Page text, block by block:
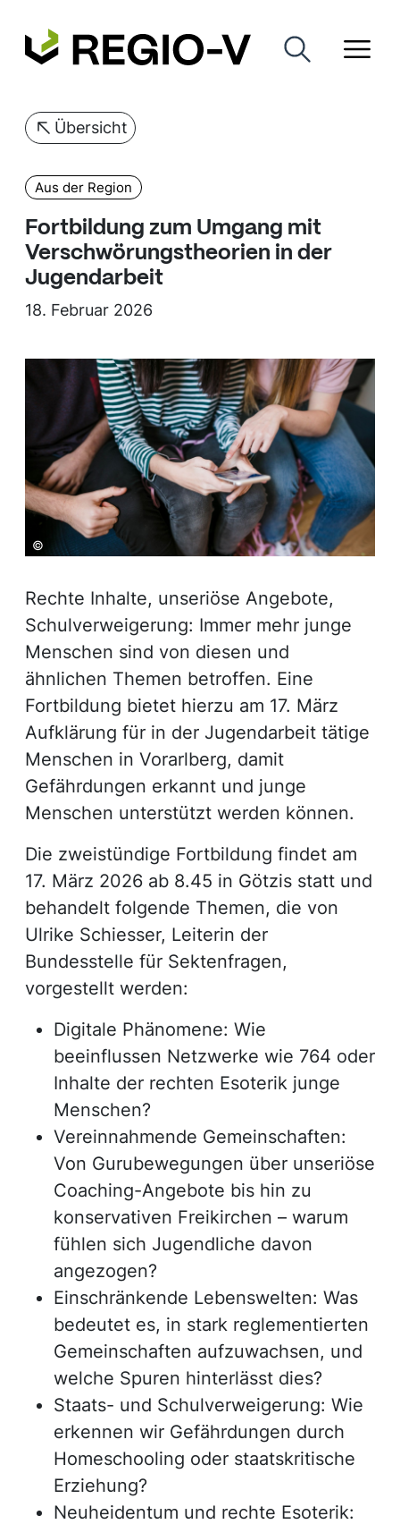
Übersicht
Aus der Region
Fortbildung zum Umgang mit
Verschwörungstheorien in der
Jugendarbeit
18. Februar 2026
©
Rechte Inhalte, unseriöse Angebote,
Schulverweigerung: Immer mehr junge
Menschen sind von diesen und
ähnlichen Themen betroffen. Eine
Fortbildung bietet hierzu am 17. März
Aufklärung für in der Jugendarbeit tätige
Menschen in Vorarlberg, damit
Gefährdungen erkannt und junge
Menschen unterstützt werden können.
Die zweistündige Fortbildung findet am
17. März 2026 ab 8.45 in Götzis statt und
behandelt folgende Themen, die von
Ulrike Schiesser, Leiterin der
Bundesstelle für Sektenfragen,
vorgestellt werden:
Digitale Phänomene: Wie
beeinflussen Netzwerke wie 764 oder
Inhalte der rechten Esoterik junge
Menschen?
Vereinnahmende Gemeinschaften:
Von Gurubewegungen über unseriöse
Coaching-Angebote bis hin zu
konservativen Freikirchen – warum
fühlen sich Jugendliche davon
angezogen?
Einschränkende Lebenswelten: Was
bedeutet es, in stark reglementierten
Gemeinschaften aufzuwachsen, und
welche Spuren hinterlässt dies?
Staats- und Schulverweigerung: Wie
erkennen wir Gefährdungen durch
Homeschooling oder staatskritische
Erziehung?
Neuheidentum und rechte Esoterik: